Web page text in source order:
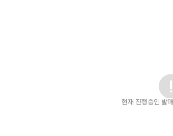
현재 진행중인 발매